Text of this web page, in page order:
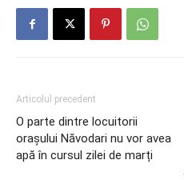
Articolul precedent
O parte dintre locuitorii
orașului Năvodari nu vor avea
apă în cursul zilei de marți